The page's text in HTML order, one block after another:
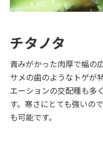
チタノタ
青みがかった肉厚で幅の
サメの歯のようなトゲが
エーションの交配種も多
す。寒さにとても強いの
も可能です。